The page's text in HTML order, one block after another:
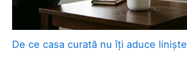
De ce casa curată nu îți aduce liniște